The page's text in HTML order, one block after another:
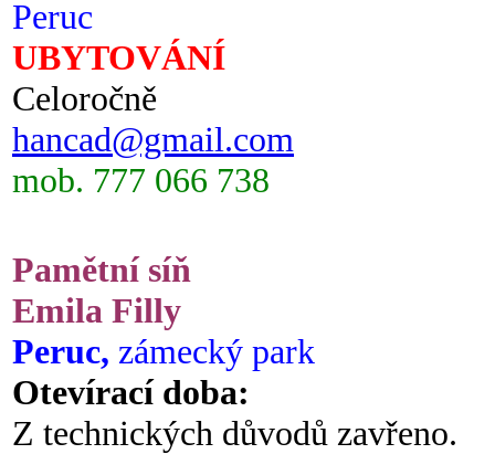
Peruc
UBYTOVÁNÍ
Celoročně
hancad@gmail.com
mob. 777 066 738
Pamětní síň
Emila Filly
Peruc, zámecký park
Otevírací doba:
Z technických důvodů zavřeno.